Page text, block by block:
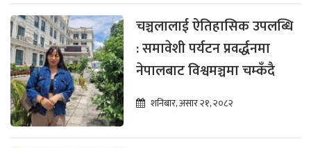
चञ्चलालाई ऐतिहासिक उपलब्धि
: समावेशी पर्यटन प्रवर्द्धनमा
नेपालबाट विश्वमञ्चमा चम्कँदै
शनिबार, असार २१, २०८२